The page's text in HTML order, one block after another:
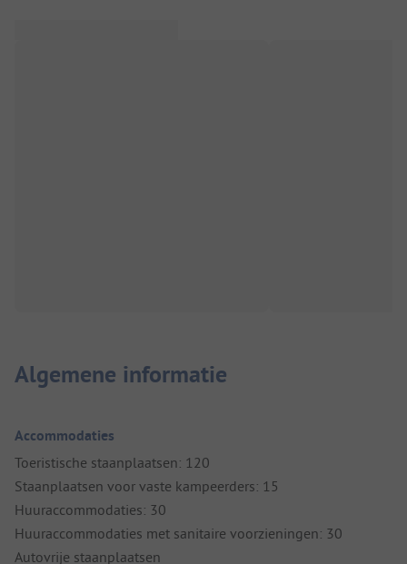
Algemene informatie
Accommodaties
Toeristische staanplaatsen: 120
Staanplaatsen voor vaste kampeerders: 15
Huuraccommodaties: 30
Huuraccommodaties met sanitaire voorzieningen: 30
Autovrije staanplaatsen